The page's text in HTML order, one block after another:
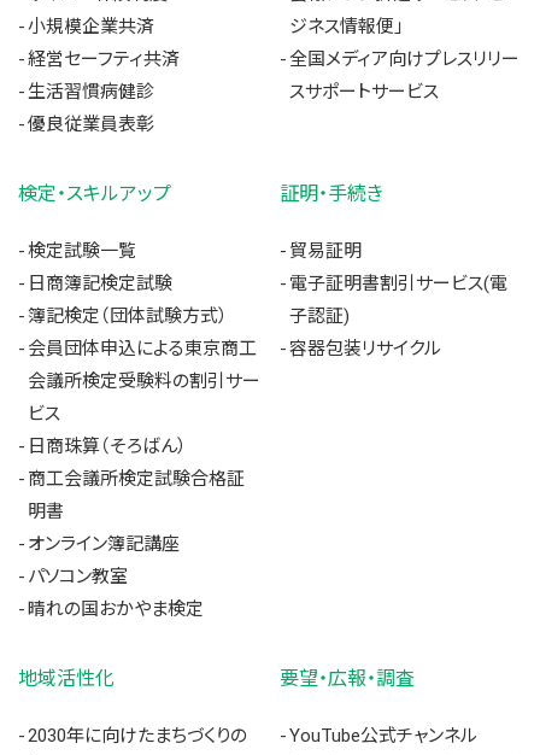
小規模企業共済
経営セーフティ共済
生活習慣病健診
優良従業員表彰
ジネス情報便」
全国メディア向けプレスリリー
スサポートサービス
検定・スキルアップ
検定試験一覧
日商簿記検定試験
簿記検定（団体試験方式）
会員団体申込による東京商工
会議所検定受験料の割引サー
ビス
日商珠算（そろばん）
商工会議所検定試験合格証
明書
オンライン簿記講座
パソコン教室
晴れの国おかやま検定
証明・手続き
貿易証明
電子証明書割引サービス(電
子認証)
容器包装リサイクル
地域活性化
2030年に向けたまちづくりの
要望・広報・調査
YouTube公式チャンネル